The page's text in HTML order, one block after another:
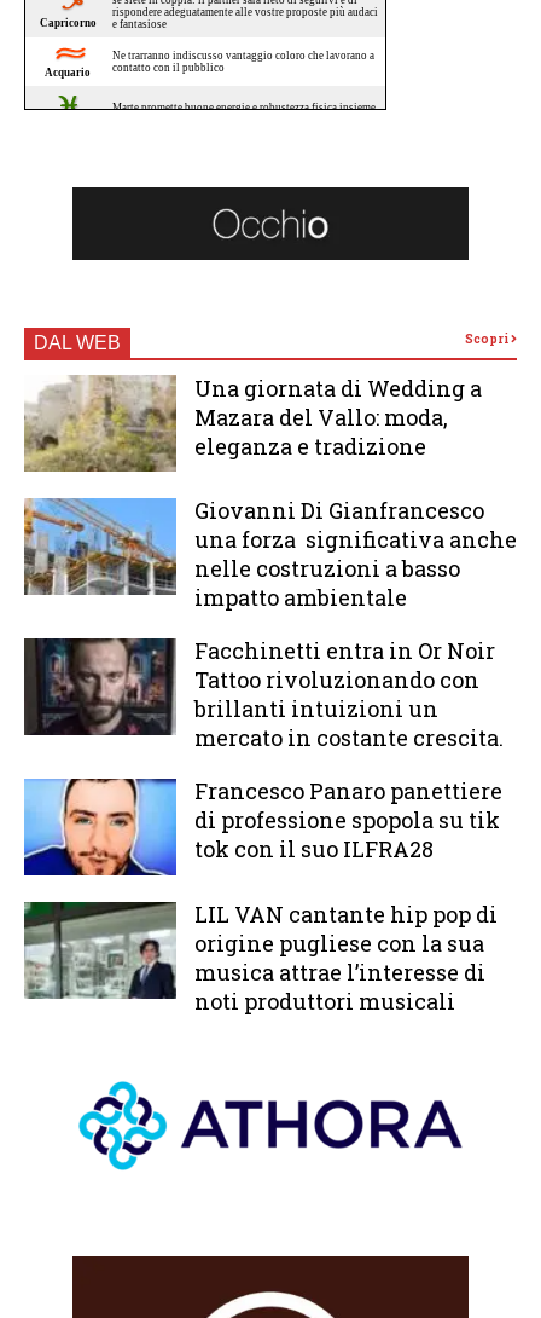
DAL WEB Scopri
Una giornata di Wedding a
Mazara del Vallo: moda,
eleganza e tradizione
Giovanni Di Gianfrancesco
una forza significativa anche
nelle costruzioni a basso
impatto ambientale
Facchinetti entra in Or Noir
Tattoo rivoluzionando con
brillanti intuizioni un
mercato in costante crescita.
Francesco Panaro panettiere
di professione spopola su tik
tok con il suo ILFRA28
LIL VAN cantante hip pop di
origine pugliese con la sua
musica attrae l’interesse di
noti produttori musicali